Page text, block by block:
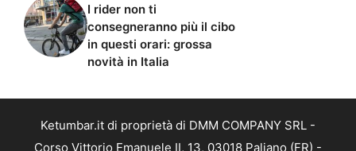
I rider non ti
consegneranno più il cibo
in questi orari: grossa
novità in Italia
Ketumbar.it di proprietà di DMM COMPANY SRL -
Corso Vittorio Emanuele II, 13, 03018 Paliano (FR) -